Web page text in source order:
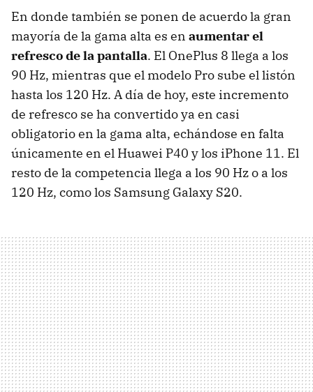
En donde también se ponen de acuerdo la gran
mayoría de la gama alta es en aumentar el
refresco de la pantalla. El OnePlus 8 llega a los
90 Hz, mientras que el modelo Pro sube el listón
hasta los 120 Hz. A día de hoy, este incremento
de refresco se ha convertido ya en casi
obligatorio en la gama alta, echándose en falta
únicamente en el Huawei P40 y los iPhone 11. El
resto de la competencia llega a los 90 Hz o a los
120 Hz, como los Samsung Galaxy S20.